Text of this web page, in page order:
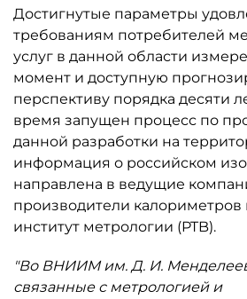
Достигнутые параметры
требованиям потребителей
услуг в данной области
момент и доступную
перспективу порядка десяти
время запущен процесс по
данной разработки на
информация о российском
направлена в ведущие
производители
институт метрологии (PTB).
"Во ВНИИМ им. Д. И.
связанные с метрологией и